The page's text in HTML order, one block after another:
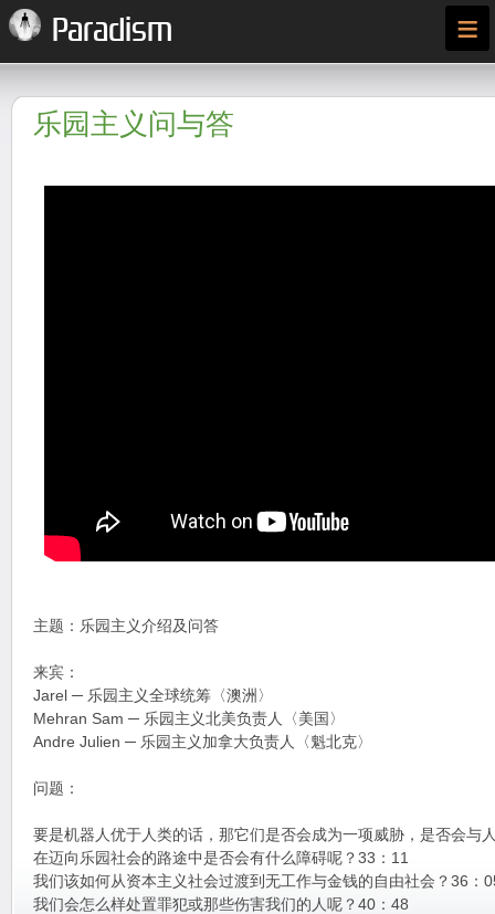
Paradism ≡
乐园主义问与答
主题：乐园主义介绍及问答
来宾：
Jarel ─ 乐园主义全球统筹〈澳洲〉
Mehran Sam ─ 乐园主义北美负责人〈美国〉
Andre Julien ─ 乐园主义加拿大负责人〈魁北克〉
问题：
要是机器人优于人类的话，那它们是否会成为一项威胁，是否会与
在迈向乐园社会的路途中是否会有什么障碍呢？33：11
我们该如何从资本主义社会过渡到无工作与金钱的自由社会？36：
我们会怎么样处置罪犯或那些伤害我们的人呢？40：48